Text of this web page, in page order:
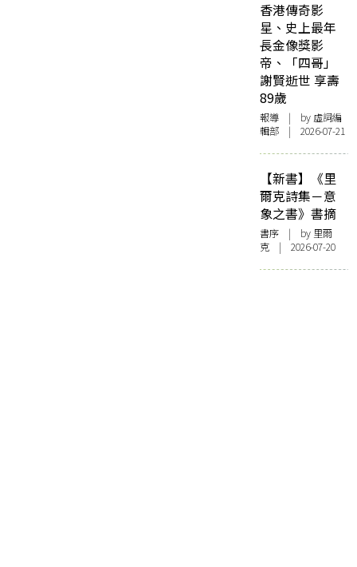
香港傳奇影
星、史上最年
長金像獎影
帝、「四哥」
謝賢逝世 享壽
89歲
報導 | by 虛詞編
輯部 | 2026-07-21
【新書】《里
爾克詩集－意
象之書》書摘
書序 | by 里爾
克 | 2026-07-20